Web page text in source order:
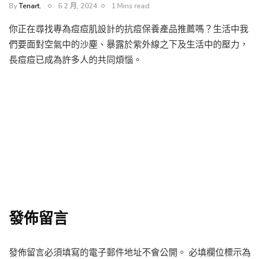
ByTenart. 6 2 月, 2024 1 Mins read
你正在尋找專為痘痘肌設計的抗痘保養產品推薦嗎？生活中我
們要面對空氣中的沙塵、暴露於紫外線之下及生活中的壓力，
長痘痘已成為許多人的共同煩惱。
發佈留言
發佈留言必須填寫的電子郵件地址不會公開。 必填欄位標示為